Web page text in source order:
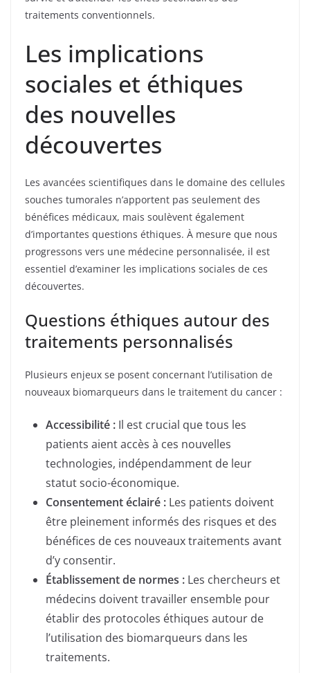
traitements conventionnels.
Les implications
sociales et éthiques
des nouvelles
découvertes
Les avancées scientifiques dans le domaine des cellules
souches tumorales n’apportent pas seulement des
bénéfices médicaux, mais soulèvent également
d’importantes questions éthiques. À mesure que nous
progressons vers une médecine personnalisée, il est
essentiel d’examiner les implications sociales de ces
découvertes.
Questions éthiques autour des
traitements personnalisés
Plusieurs enjeux se posent concernant l’utilisation de
nouveaux biomarqueurs dans le traitement du cancer :
Accessibilité : Il est crucial que tous les
patients aient accès à ces nouvelles
technologies, indépendamment de leur
statut socio-économique.
Consentement éclairé : Les patients doivent
être pleinement informés des risques et des
bénéfices de ces nouveaux traitements avant
d’y consentir.
Établissement de normes : Les chercheurs et
médecins doivent travailler ensemble pour
établir des protocoles éthiques autour de
l’utilisation des biomarqueurs dans les
traitements.